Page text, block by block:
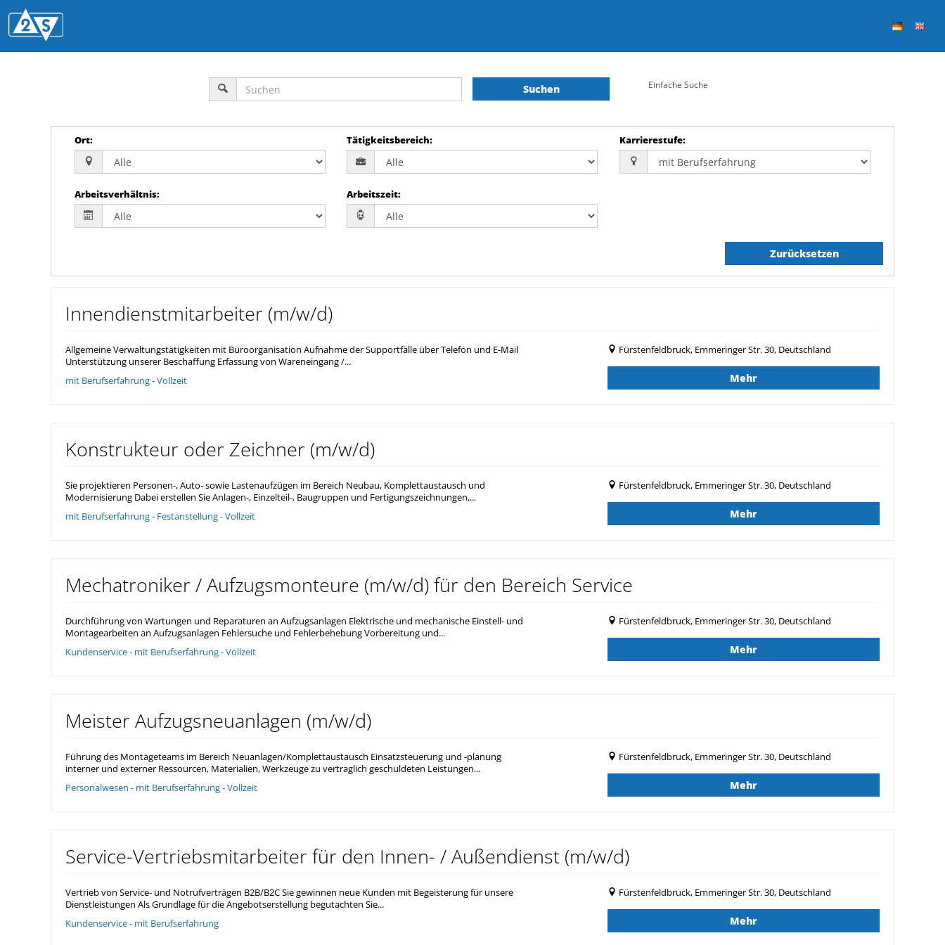
Suchen Einfache Suche
Ort: Tätigkeitsbereich: Karrierestufe:
Arbeitsverhältnis: Arbeitszeit:
Zurücksetzen
Innendienstmitarbeiter (m/w/d)
Allgemeine Verwaltungstätigkeiten mit Büroorganisation Aufnahme der Supportfälle über Telefon und E-Mail
Unterstützung unserer Beschaffung Erfassung von Wareneingang /...
mit Berufserfahrung - Vollzeit
Fürstenfeldbruck, Emmeringer Str. 30, Deutschland
Mehr
Konstrukteur oder Zeichner (m/w/d)
Sie projektieren Personen-, Auto- sowie Lastenaufzügen im Bereich Neubau, Komplettaustausch und
Modernisierung Dabei erstellen Sie Anlagen-, Einzelteil-, Baugruppen und Fertigungszeichnungen,...
mit Berufserfahrung - Festanstellung - Vollzeit
Fürstenfeldbruck, Emmeringer Str. 30, Deutschland
Mehr
Mechatroniker / Aufzugsmonteure (m/w/d) für den Bereich Service
Durchführung von Wartungen und Reparaturen an Aufzugsanlagen Elektrische und mechanische Einstell- und
Montagearbeiten an Aufzugsanlagen Fehlersuche und Fehlerbehebung Vorbereitung und...
Kundenservice - mit Berufserfahrung - Vollzeit
Fürstenfeldbruck, Emmeringer Str. 30, Deutschland
Mehr
Meister Aufzugsneuanlagen (m/w/d)
Führung des Montageteams im Bereich Neuanlagen/Komplettaustausch Einsatzsteuerung und -planung
interner und externer Ressourcen, Materialien, Werkzeuge zu vertraglich geschuldeten Leistungen...
Personalwesen - mit Berufserfahrung - Vollzeit
Fürstenfeldbruck, Emmeringer Str. 30, Deutschland
Mehr
Service-Vertriebsmitarbeiter für den Innen- / Außendienst (m/w/d)
Vertrieb von Service- und Notrufverträgen B2B/B2C Sie gewinnen neue Kunden mit Begeisterung für unsere
Dienstleistungen Als Grundlage für die Angebotserstellung begutachten Sie...
Kundenservice - mit Berufserfahrung
Fürstenfeldbruck, Emmeringer Str. 30, Deutschland
Mehr